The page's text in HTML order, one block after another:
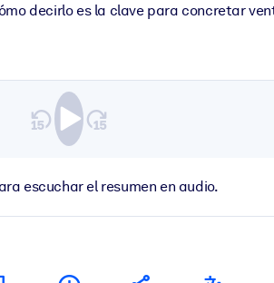
decirlo es la clave para concretar
escuchar el resumen en audio.